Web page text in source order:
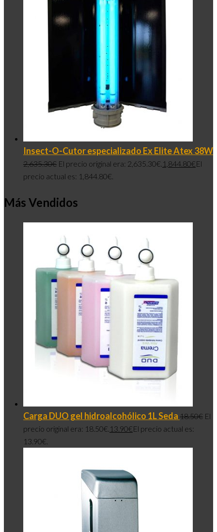
Insect-O-Cutor especializado Ex Elite Atex 38W
2,635.30€ El precio original era: 2,635.30€.1,844.80€El
precio actual es: 1,844.80€.
Más Vendidos
Carga DUO gel hidroalcohólico 1L Seda 18.50€ El
precio original era: 18.50€.13.90€El precio actual es:
13.90€.